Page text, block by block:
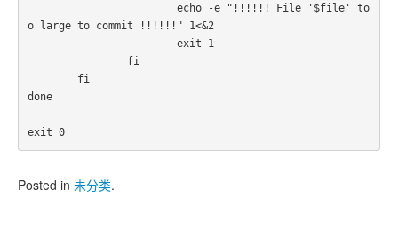
o large to commit !!!!!!" 1<&2
done
exit 0
Posted in 未分类.